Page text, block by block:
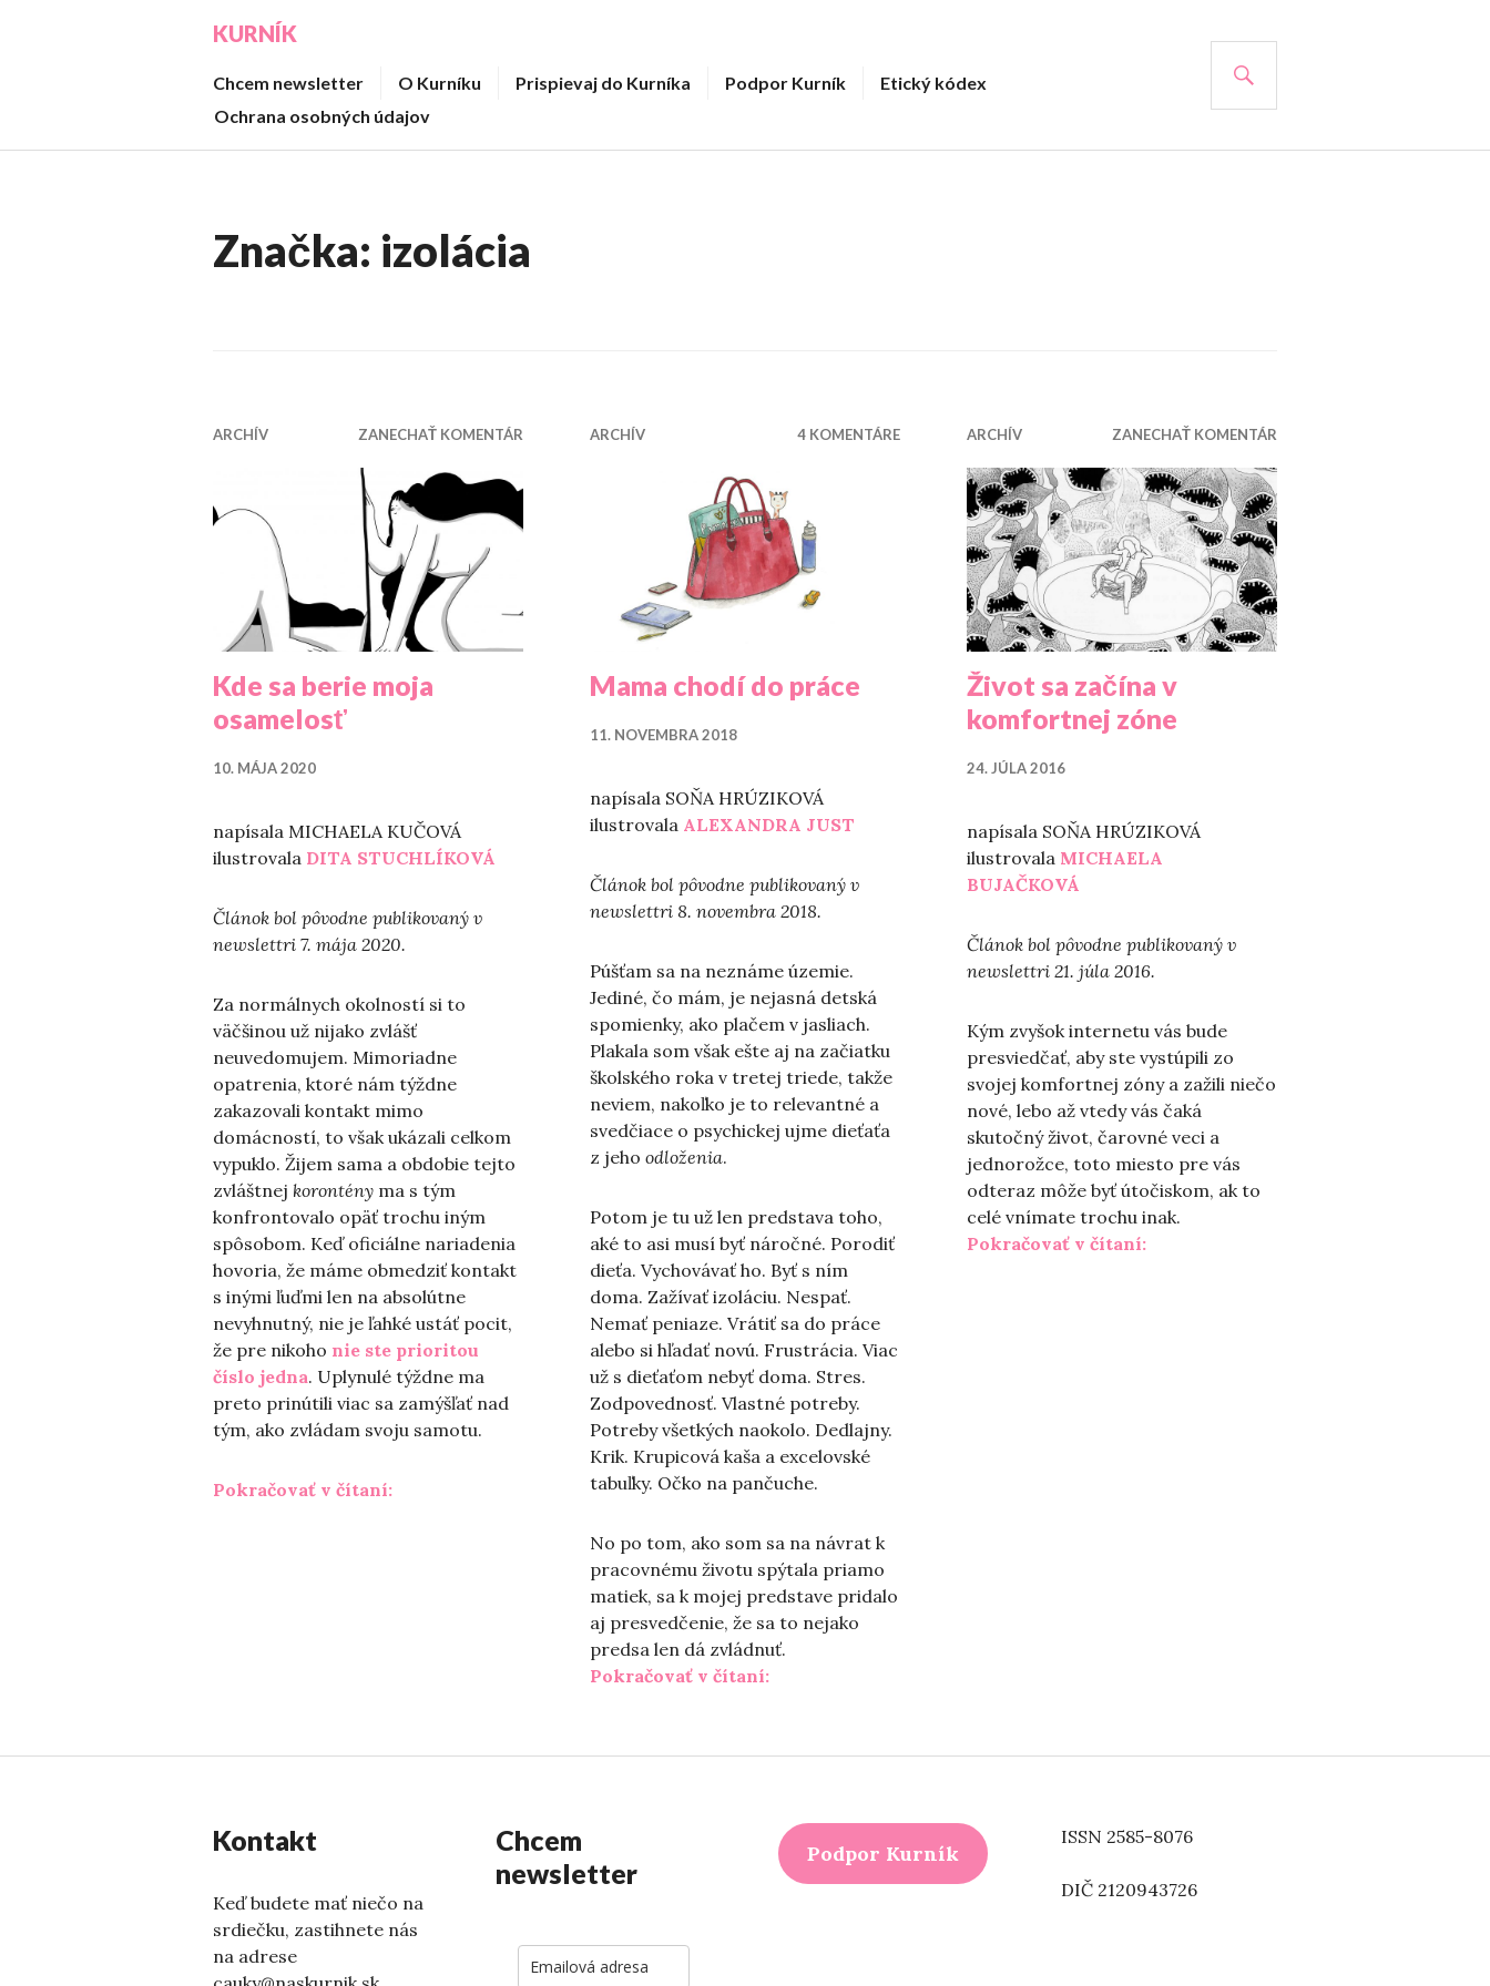
KURNÍK
Chcem newsletter O Kurníku Prispievaj do Kurníka Podpor Kurník
Etický kódex
Ochrana osobných údajov
Značka: izolácia
ARCHÍV ZANECHAŤ KOMENTÁR
Kde sa berie moja
osamelosť
10. MÁJA 2020
napísala MICHAELA KUČOVÁ
ilustrovala DITA STUCHLÍKOVÁ
Článok bol pôvodne publikovaný v
newslettri 7. mája 2020.
Za normálnych okolností si to
väčšinou už nijako zvlášť
neuvedomujem. Mimoriadne
opatrenia, ktoré nám týždne
zakazovali kontakt mimo
domácností, to však ukázali celkom
vypuklo. Žijem sama a obdobie tejto
zvláštnej korontény ma s tým
konfrontovalo opäť trochu iným
spôsobom. Keď oficiálne nariadenia
hovoria, že máme obmedziť kontakt
s inými ľuďmi len na absolútne
nevyhnutný, nie je ľahké ustáť pocit,
že pre nikoho nie ste prioritou
číslo jedna. Uplynulé týždne ma
preto prinútili viac sa zamýšľať nad
tým, ako zvládam svoju samotu.
Pokračovať v čítaní:„Kde sa berie moja osamelosť“
ARCHÍV 4 KOMENTÁRE
Mama chodí do práce
11. NOVEMBRA 2018
napísala SOŇA HRÚZIKOVÁ
ilustrovala ALEXANDRA JUST
Článok bol pôvodne publikovaný v
newslettri 8. novembra 2018.
Púšťam sa na neznáme územie.
Jediné, čo mám, je nejasná detská
spomienky, ako plačem v jasliach.
Plakala som však ešte aj na začiatku
školského roka v tretej triede, takže
neviem, nakoľko je to relevantné a
svedčiace o psychickej ujme dieťaťa
z jeho odloženia.
Potom je tu už len predstava toho,
aké to asi musí byť náročné. Porodiť
dieťa. Vychovávať ho. Byť s ním
doma. Zažívať izoláciu. Nespať.
Nemať peniaze. Vrátiť sa do práce
alebo si hľadať novú. Frustrácia. Viac
už s dieťaťom nebyť doma. Stres.
Zodpovednosť. Vlastné potreby.
Potreby všetkých naokolo. Dedlajny.
Krik. Krupicová kaša a excelovské
tabuľky. Očko na pančuche.
No po tom, ako som sa na návrat k
pracovnému životu spýtala priamo
matiek, sa k mojej predstave pridalo
aj presvedčenie, že sa to nejako
predsa len dá zvládnuť.
Pokračovať v čítaní:„Mama chodí do práce“
ARCHÍV ZANECHAŤ KOMENTÁR
Život sa začína v
komfortnej zóne
24. JÚLA 2016
napísala SOŇA HRÚZIKOVÁ
ilustrovala MICHAELA
BUJAČKOVÁ
Článok bol pôvodne publikovaný v
newslettri 21. júla 2016.
Kým zvyšok internetu vás bude
presviedčať, aby ste vystúpili zo
svojej komfortnej zóny a zažili niečo
nové, lebo až vtedy vás čaká
skutočný život, čarovné veci a
jednorožce, toto miesto pre vás
odteraz môže byť útočiskom, ak to
celé vnímate trochu inak.
Pokračovať v čítaní:„Život sa začína v komfortnej zóne“
Kontakt
Keď budete mať niečo na
srdiečku, zastihnete nás
na adrese
Chcem
newsletter
Podpor Kurník
ISSN 2585-8076
DIČ 2120943726